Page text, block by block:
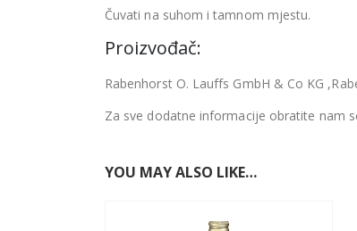
Čuvati na suhom i tamnom mjestu.
Proizvođač:
Rabenhorst O. Lauffs GmbH & Co KG
Za sve dodatne informacije obratite nam
YOU MAY ALSO LIKE…